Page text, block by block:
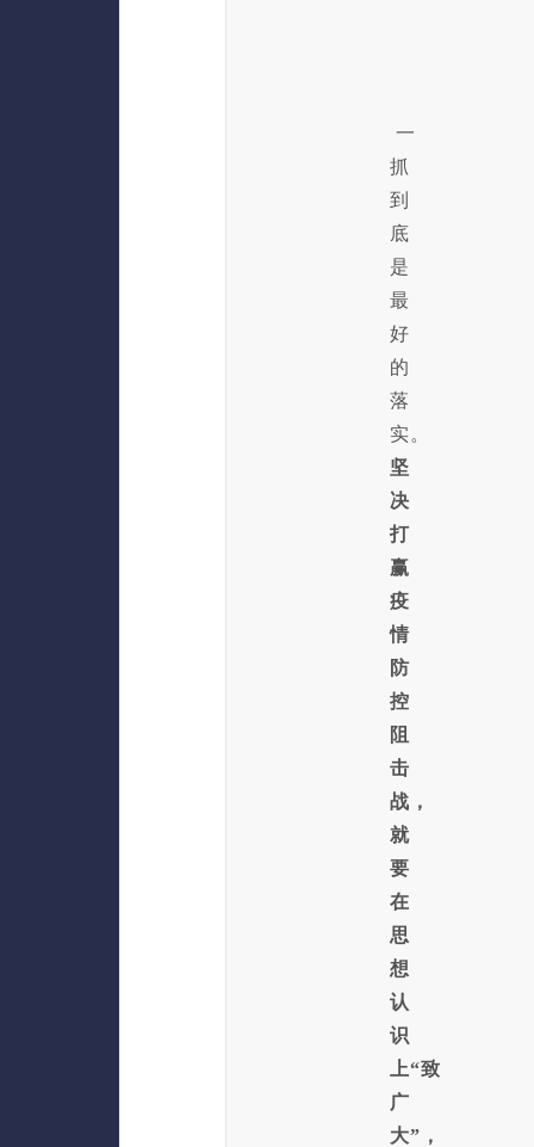
一
抓
到
底
是
最
好
的
落
实。
坚
决
打
赢
疫
情
防
控
阻
击
战，
就
要
在
思
想
认
识
上“致
广
大”，